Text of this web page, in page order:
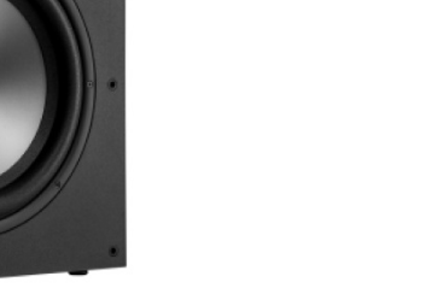
ヘッドフォン・イヤホン
オーディオその他
AVアンプ